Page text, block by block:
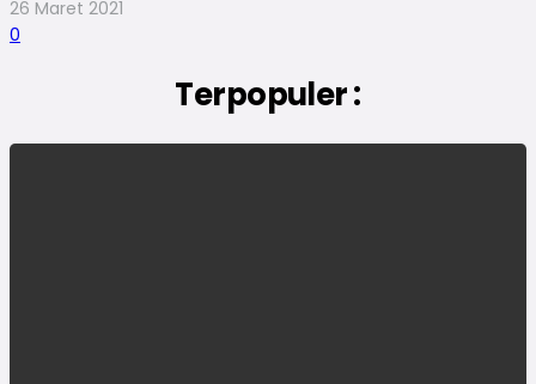
26 Maret 2021
0
Terpopuler :